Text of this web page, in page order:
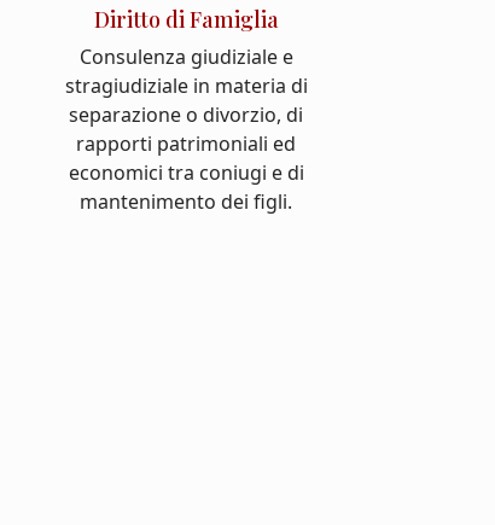
Diritto di Famiglia
Consulenza giudiziale e
stragiudiziale in materia di
separazione o divorzio, di
rapporti patrimoniali ed
economici tra coniugi e di
mantenimento dei figli.